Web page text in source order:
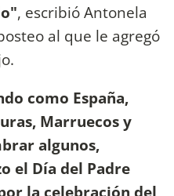
, escribió Antonela
al que le agregó
como España,
Marruecos y
algunos,
el Día del Padre
la celebración del